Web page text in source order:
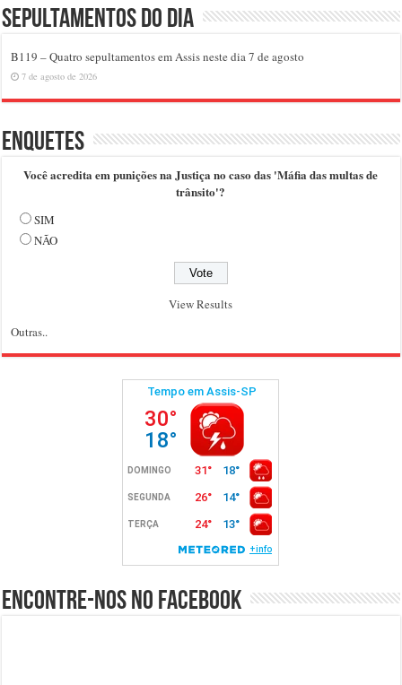
Sepultamentos do dia
B119 – Quatro sepultamentos em Assis neste dia 7 de agosto
7 de agosto de 2026
Enquetes
Você acredita em punições na Justiça no caso das 'Máfia das multas de
trânsito'?
SIM
NÃO
View Results
Outras..
Encontre-nos no Facebook